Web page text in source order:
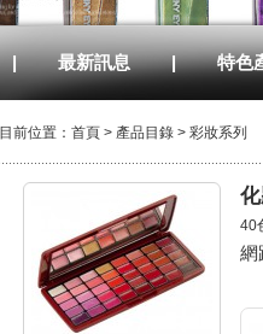
| 最新訊息 | 特色
目前位置： 首頁 > 產品目錄 > 彩妝系列
40
網